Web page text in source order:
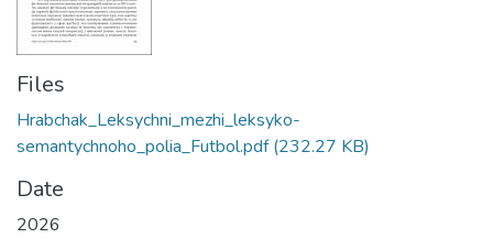
Files
Hrabchak_Leksychni_mezhi_leksyko-
semantychnoho_polia_Futbol.pdf(232.27 KB)
Date
2026